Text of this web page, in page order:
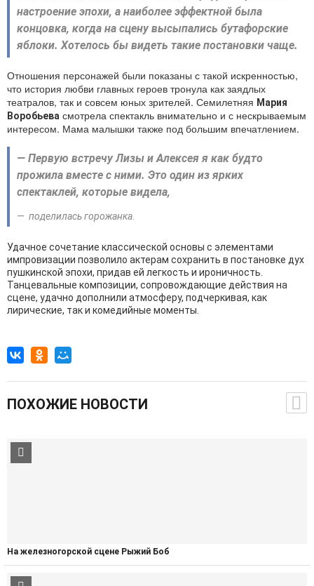
настроение эпохи, а наиболее эффектной была
концовка, когда на сцену высыпались бутафорские
яблоки. Хотелось бы видеть такие постановки чаще.
Отношения персонажей были показаны с такой искренностью,
что история любви главных героев тронула как заядлых
театралов, так и совсем юных зрителей. Семилетняя Мария
Воробьева смотрела спектакль внимательно и с нескрываемым
интересом. Мама малышки также под большим впечатлением.
— Первую встречу Лизы и Алексея я как будто
прожила вместе с ними. Это один из ярких
спектаклей, которые видела,
— поделилась горожанка.
Удачное сочетание классической основы с элементами
импровизации позволило актерам сохранить в постановке дух
пушкинской эпохи, придав ей легкость и ироничность.
Танцевальные композиции, сопровождающие действия на
сцене, удачно дополнили атмосферу, подчеркивая, как
лирические, так и комедийные моменты.
ПОХОЖИЕ НОВОСТИ
На железногорской сцене Рыжий Боб